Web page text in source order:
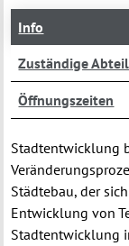
Info
Zuständige
Öffnungszeiten
Stadtentwicklung
Städtebau, der
Entwicklung von
Stadtentwicklung